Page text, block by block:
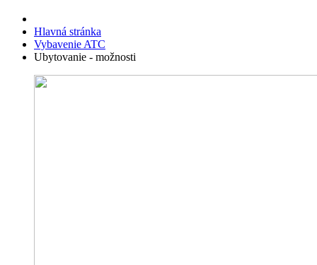
Hlavná stránka
Vybavenie ATC
Ubytovanie - možnosti